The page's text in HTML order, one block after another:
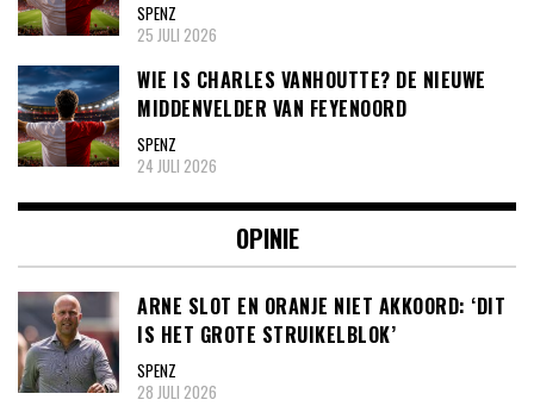
SPENZ
25 JULI 2026
WIE IS CHARLES VANHOUTTE? DE NIEUWE
MIDDENVELDER VAN FEYENOORD
SPENZ
24 JULI 2026
OPINIE
ARNE SLOT EN ORANJE NIET AKKOORD: ‘DIT
IS HET GROTE STRUIKELBLOK’
SPENZ
28 JULI 2026